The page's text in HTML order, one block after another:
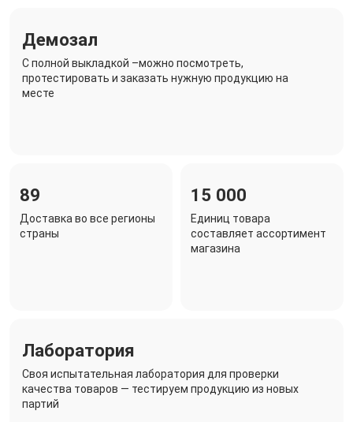
Демозал
C полной выкладкой –можно посмотреть,
протестировать и заказать нужную продукцию на
месте
89
Доставка во все регионы
страны
15 000
Единиц товара
составляет ассортимент
магазина
Лаборатория
Своя испытательная лаборатория для проверки
качества товаров — тестируем продукцию из новых
партий